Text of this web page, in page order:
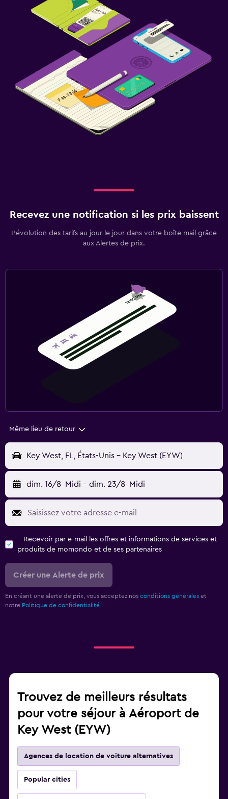
Recevez une notification si les prix baissent
L’évolution des tarifs au jour le jour dans votre boîte mail grâce
aux Alertes de prix.
Même lieu de retour
Key West, FL, États-Unis - Key West (EYW)
dim. 16/8 Midi - dim. 23/8 Midi
Recevoir par e-mail les offres et informations de services et
produits de momondo et de ses partenaires
Créer une Alerte de prix
En créant une alerte de prix, vous acceptez nos conditions générales et
notre Politique de confidentialité.
Trouvez de meilleurs résultats
pour votre séjour à Aéroport de
Key West (EYW)
Agences de location de voiture alternatives
Popular cities